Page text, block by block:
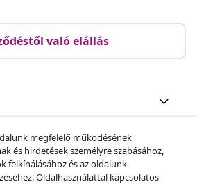
való elállás
megfelelő működésének
és hirdetések személyre szabásához,
felkínálásához és az oldalunk
Oldalhasználattal kapcsolatos